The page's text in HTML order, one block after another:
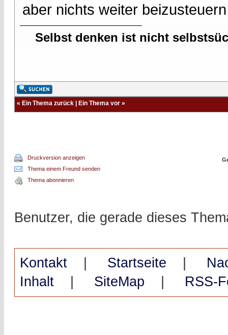
aber nichts weiter
Selbst denken ist nicht
« Ein Thema zurück Ein Thema vor »
Druckversion anzeigen
Thema einem Freund senden
Thema abonnieren
Benutzer, die gerade dieses
Kontakt Startseite
Inhalt
SiteMap RSS-